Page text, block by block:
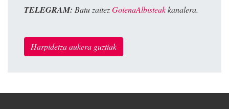
TELEGRAM: Batu zaitezGoienaAlbisteakkanalera.
Harpidetza aukera guztiak